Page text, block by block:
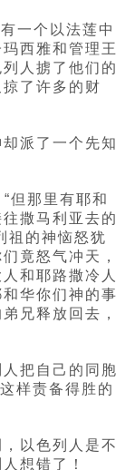
一个以法莲中
西雅和管理王
人掳了他们的
了许多的财
派了一个先知
但那里有耶和
撒马利亚去的
祖的神恼怒犹
竟怒气冲天，
和耶路撒冷人
华你们神的事
兄释放回去，
把自己的同胞
样责备得胜的
以色列人是不
想错了！